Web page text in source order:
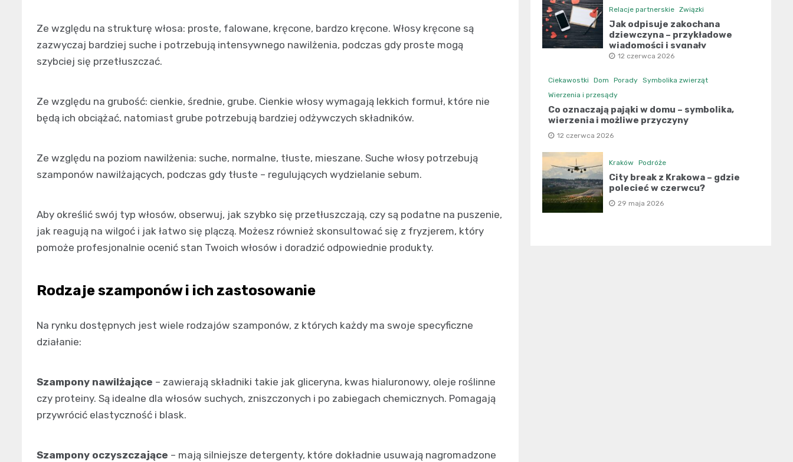
Ze względu na strukturę włosa: proste, falowane, kręcone, bardzo kręcone. Włosy kręcone są
zazwyczaj bardziej suche i potrzebują intensywnego nawilżenia, podczas gdy proste mogą
szybciej się przetłuszczać.
Ze względu na grubość: cienkie, średnie, grube. Cienkie włosy wymagają lekkich formuł, które nie
będą ich obciążać, natomiast grube potrzebują bardziej odżywczych składników.
Ze względu na poziom nawilżenia: suche, normalne, tłuste, mieszane. Suche włosy potrzebują
szamponów nawilżających, podczas gdy tłuste – regulujących wydzielanie sebum.
Aby określić swój typ włosów, obserwuj, jak szybko się przetłuszczają, czy są podatne na puszenie,
jak reagują na wilgoć i jak łatwo się plączą. Możesz również skonsultować się z fryzjerem, który
pomoże profesjonalnie ocenić stan Twoich włosów i doradzić odpowiednie produkty.
Rodzaje szamponów i ich zastosowanie
Na rynku dostępnych jest wiele rodzajów szamponów, z których każdy ma swoje specyficzne
działanie:
Szampony nawilżające – zawierają składniki takie jak gliceryna, kwas hialuronowy, oleje roślinne
czy proteiny. Są idealne dla włosów suchych, zniszczonych i po zabiegach chemicznych. Pomagają
przywrócić elastyczność i blask.
Szampony oczyszczające – mają silniejsze detergenty, które dokładnie usuwają nagromadzone
Relacje partnerskie Związki
Jak odpisuje zakochana
dziewczyna – przykładowe
wiadomości i sygnały
12 czerwca 2026
Ciekawostki Dom Porady Symbolika zwierząt
Wierzenia i przesądy
Co oznaczają pająki w domu – symbolika,
wierzenia i możliwe przyczyny
12 czerwca 2026
Kraków Podróże
City break z Krakowa – gdzie
polecieć w czerwcu?
29 maja 2026